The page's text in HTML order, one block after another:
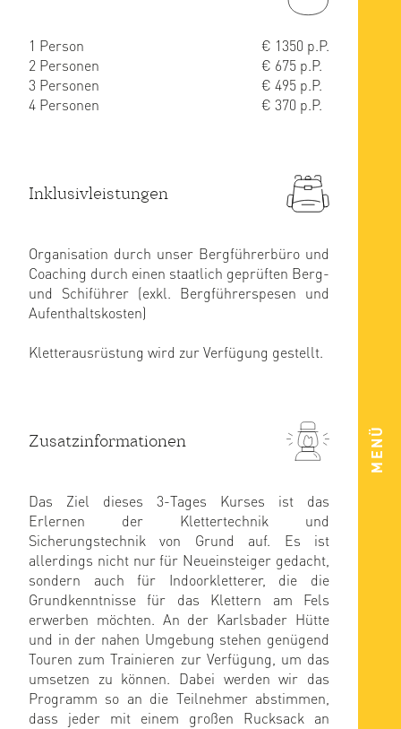
MENÜ
1 Person
€ 1350 p.P.
2 Personen
€ 675 p.P.
3 Personen
€ 495 p.P.
4 Personen
€ 370 p.P.
Inklusivleistungen
Organisation durch unser Bergführerbüro und
Coaching durch einen staatlich geprüften Berg-
und Schiführer (exkl. Bergführerspesen und
Aufenthaltskosten)
Kletterausrüstung wird zur Verfügung gestellt.
Zusatzinformationen
Das Ziel dieses 3-Tages Kurses ist das
Erlernen der Klettertechnik und
Sicherungstechnik von Grund auf. Es ist
allerdings nicht nur für Neueinsteiger gedacht,
sondern auch für Indoorkletterer, die die
Grundkenntnisse für das Klettern am Fels
erwerben möchten. An der Karlsbader Hütte
und in der nahen Umgebung stehen genügend
Touren zum Trainieren zur Verfügung, um das
umsetzen zu können. Dabei werden wir das
Programm so an die Teilnehmer abstimmen,
dass jeder mit einem großen Rucksack an